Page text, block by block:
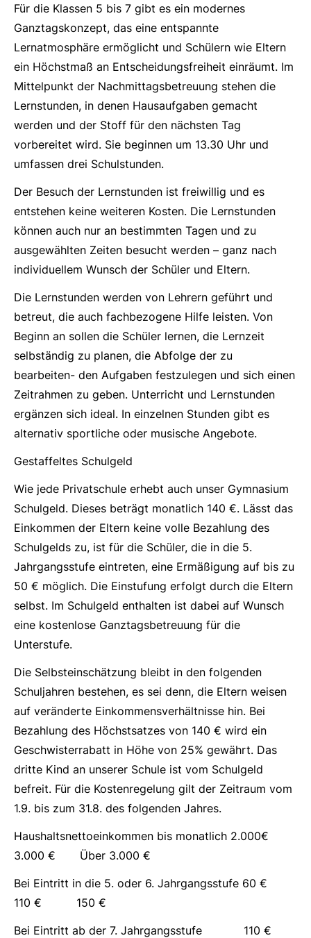
Für die Klassen 5 bis 7 gibt es ein modernes
Ganztagskonzept, das eine entspannte
Lernatmosphäre ermöglicht und Schülern wie Eltern
ein Höchstmaß an Entscheidungsfreiheit einräumt. Im
Mittelpunkt der Nachmittagsbetreuung stehen die
Lernstunden, in denen Hausaufgaben gemacht
werden und der Stoff für den nächsten Tag
vorbereitet wird. Sie beginnen um 13.30 Uhr und
umfassen drei Schulstunden.
Der Besuch der Lernstunden ist freiwillig und es
entstehen keine weiteren Kosten. Die Lernstunden
können auch nur an bestimmten Tagen und zu
ausgewählten Zeiten besucht werden – ganz nach
individuellem Wunsch der Schüler und Eltern.
Die Lernstunden werden von Lehrern geführt und
betreut, die auch fachbezogene Hilfe leisten. Von
Beginn an sollen die Schüler lernen, die Lernzeit
selbständig zu planen, die Abfolge der zu
bearbeiten- den Aufgaben festzulegen und sich einen
Zeitrahmen zu geben. Unterricht und Lernstunden
ergänzen sich ideal. In einzelnen Stunden gibt es
alternativ sportliche oder musische Angebote.
Gestaffeltes Schulgeld
Wie jede Privatschule erhebt auch unser Gymnasium
Schulgeld. Dieses beträgt monatlich 140 €. Lässt das
Einkommen der Eltern keine volle Bezahlung des
Schulgelds zu, ist für die Schüler, die in die 5.
Jahrgangsstufe eintreten, eine Ermäßigung auf bis zu
50 € möglich. Die Einstufung erfolgt durch die Eltern
selbst. Im Schulgeld enthalten ist dabei auf Wunsch
eine kostenlose Ganztagsbetreuung für die
Unterstufe.
Die Selbsteinschätzung bleibt in den folgenden
Schuljahren bestehen, es sei denn, die Eltern weisen
auf veränderte Einkommensverhältnisse hin. Bei
Bezahlung des Höchstsatzes von 140 € wird ein
Geschwisterrabatt in Höhe von 25% gewährt. Das
dritte Kind an unserer Schule ist vom Schulgeld
befreit. Für die Kostenregelung gilt der Zeitraum vom
1.9. bis zum 31.8. des folgenden Jahres.
Haushaltsnettoeinkommen bis monatlich 2.000€
3.000 € Über 3.000 €
Bei Eintritt in die 5. oder 6. Jahrgangsstufe 60 €
110 € 150 €
Bei Eintritt ab der 7. Jahrgangsstufe 110 €